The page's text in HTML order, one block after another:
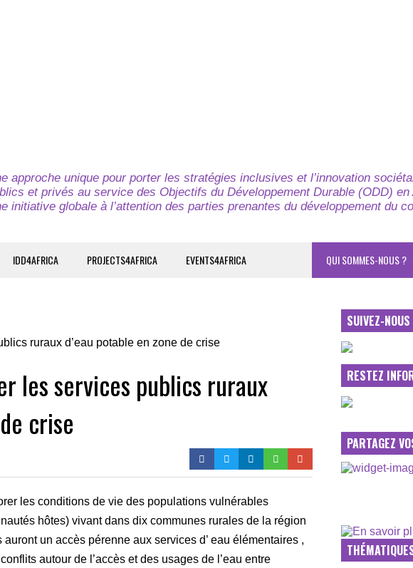
approche unique pour porter les stratégies inclusives et l’innovation
et privés au service des Objectifs du Développement Durable (ODD) en
initiative globale à l’attention des parties prenantes du développement du
IDD4AFRICA PROJECTS4AFRICA EVENTS4AFRICA QUI SOMMES-NOUS ?
les services publics ruraux
crise
les conditions de vie des populations vulnérables
hôtes) vivant dans dix communes rurales de la région
un accès pérenne aux services d’ eau élémentaires ,
autour de l’accès et des usages de l’eau entre
SUIVEZ-NOUS
RESTEZ
PARTAGEZ